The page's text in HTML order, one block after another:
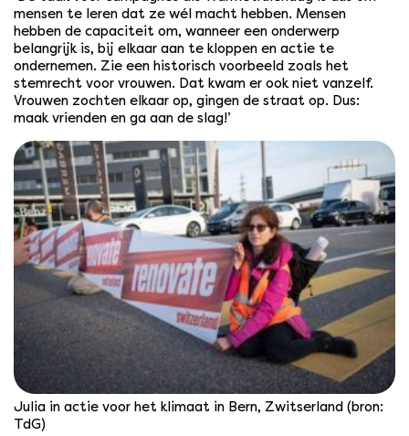
mensen te leren dat ze wél macht hebben. Mensen
hebben de capaciteit om, wanneer een onderwerp
belangrijk is, bij elkaar aan te kloppen en actie te
ondernemen. Zie een historisch voorbeeld zoals het
stemrecht voor vrouwen. Dat kwam er ook niet vanzelf.
Vrouwen zochten elkaar op, gingen de straat op. Dus:
maak vrienden en ga aan de slag!’
Julia in actie voor het klimaat in Bern, Zwitserland (bron:
TdG)